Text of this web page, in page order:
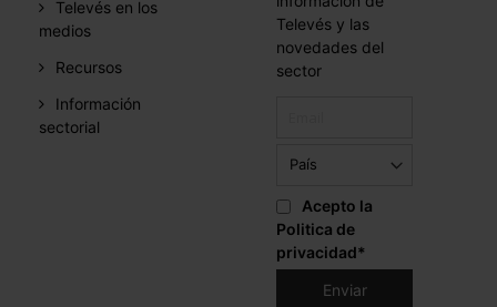
Televés en los
medios
Recursos
Información
sectorial
Televés y las
novedades del
sector
Acepto la
Politica de
privacidad*